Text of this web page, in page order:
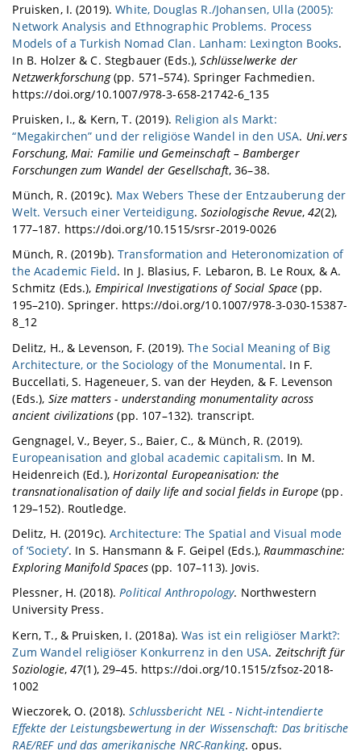
Pruisken, I. (2019).White, Douglas R./Johansen, Ulla (2005):
Network Analysis and Ethnographic Problems. Process
Models of a Turkish Nomad Clan. Lanham: Lexington Books.
In B. Holzer & C. Stegbauer (Eds.),Schlüsselwerke der
Netzwerkforschung(pp. 571–574). Springer Fachmedien.
https://doi.org/10.1007/978-3-658-21742-6_135
Pruisken, I., & Kern, T. (2019). Religion als Markt:
“Megakirchen” und der religiöse Wandel in den USA. Uni.vers
Forschung, Mai: Familie und Gemeinschaft – Bamberger
Forschungen zum Wandel der Gesellschaft, 36–38.
Münch, R. (2019c). Max Webers These der Entzauberung der
Welt. Versuch einer Verteidigung.Soziologische Revue,42(2),
177–187. https://doi.org/10.1515/srsr-2019-0026
Münch, R. (2019b).Transformation and Heteronomization of
the Academic Field. In J. Blasius, F. Lebaron, B. Le Roux, & A.
Schmitz (Eds.), Empirical Investigations of Social Space (pp.
195–210). Springer. https://doi.org/10.1007/978-3-030-15387-
8_12
Delitz, H., & Levenson, F. (2019).The Social Meaning of Big
Architecture, or the Sociology of the Monumental. In F.
Buccellati, S. Hageneuer, S. van der Heyden, & F. Levenson
(Eds.), Size matters - understanding monumentality across
ancient civilizations (pp. 107–132). transcript.
Gengnagel, V., Beyer, S., Baier, C., & Münch, R. (2019).
Europeanisation and global academic capitalism. In M.
Heidenreich (Ed.),Horizontal Europeanisation: the
transnationalisation of daily life and social fields in Europe (pp.
129–152). Routledge.
Delitz, H. (2019c).Architecture: The Spatial and Visual mode
of ’Society’. In S. Hansmann & F. Geipel (Eds.),Raummaschine:
Exploring Manifold Spaces(pp. 107–113). Jovis.
Plessner, H. (2018).Political Anthropology. Northwestern
University Press.
Kern, T., & Pruisken, I. (2018a).Was ist ein religiöser Markt?:
Zum Wandel religiöser Konkurrenz in den USA. Zeitschrift für
Soziologie,47(1), 29–45. https://doi.org/10.1515/zfsoz-2018-
1002
Wieczorek, O. (2018).Schlussbericht NEL - Nicht-intendierte
Effekte der Leistungsbewertung in der Wissenschaft: Das britische
RAE/REF und das amerikanische NRC-Ranking. opus.